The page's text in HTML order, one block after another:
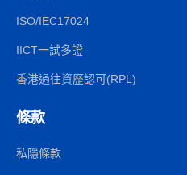
ISO/IEC17024
IICT一試多證
香港過往資歷認可(RPL)
條款
私隱條款